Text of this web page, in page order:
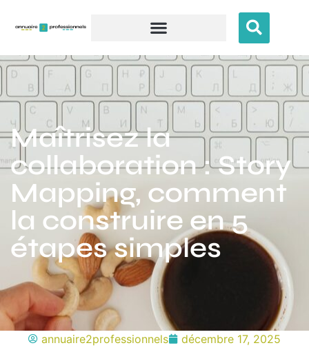
Maîtrisez la
collaboration : Story
Mapping, comment
la construire en 5
étapes simples
annuaire2professionnels décembre 17, 2025